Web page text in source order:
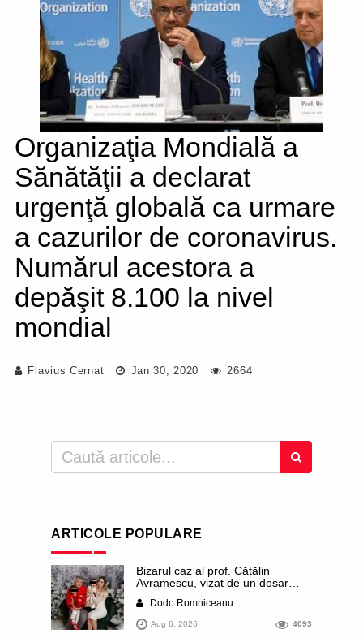
Organizaţia Mondială a
Sănătăţii a declarat
urgenţă globală ca urmare
a cazurilor de coronavirus.
Numărul acestora a
depăşit 8.100 la nivel
mondial
Flavius Cernat Jan 30, 2020 2664
ARTICOLE POPULARE
Bizarul caz al prof. Cătălin
Avramescu, vizat de un dosar
infantilă”. Miroase a execuție
stalinistă. Cea mai imundă parte a
presei publică inclusiv documente
Dodo Romniceanu
Aug 6, 2026 4093